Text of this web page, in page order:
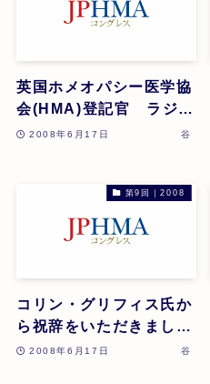
英国ホメオパシー医学協
会(HMA)登記官 ラジ・
ベインズ氏から祝辞をい
2008年6月17日 谷
第9回｜2008
コリン・グリフィス氏か
ら祝辞をいただきまし
た。ロビン・マーフィー
2008年6月17日 谷